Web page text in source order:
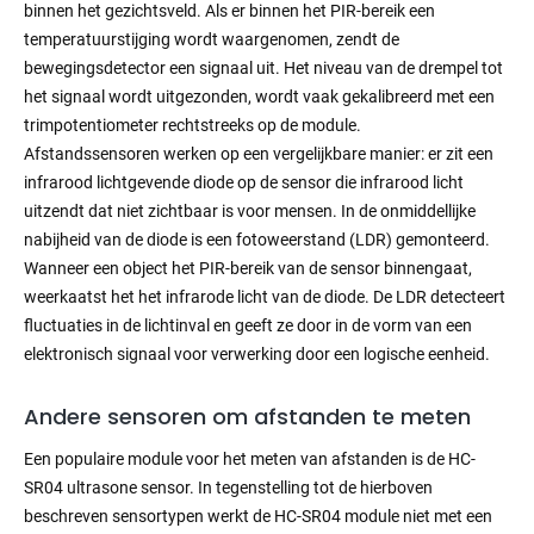
binnen het gezichtsveld. Als er binnen het PIR-bereik een
temperatuurstijging wordt waargenomen, zendt de
bewegingsdetector een signaal uit. Het niveau van de drempel tot
het signaal wordt uitgezonden, wordt vaak gekalibreerd met een
trimpotentiometer rechtstreeks op de module.
Afstandssensoren werken op een vergelijkbare manier: er zit een
infrarood lichtgevende diode op de sensor die infrarood licht
uitzendt dat niet zichtbaar is voor mensen. In de onmiddellijke
nabijheid van de diode is een fotoweerstand (LDR) gemonteerd.
Wanneer een object het PIR-bereik van de sensor binnengaat,
weerkaatst het het infrarode licht van de diode. De LDR detecteert
fluctuaties in de lichtinval en geeft ze door in de vorm van een
elektronisch signaal voor verwerking door een logische eenheid.
Andere sensoren om afstanden te meten
Een populaire module voor het meten van afstanden is de HC-
SR04 ultrasone sensor. In tegenstelling tot de hierboven
beschreven sensortypen werkt de HC-SR04 module niet met een